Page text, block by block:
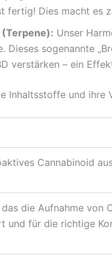
fertig! Dies macht es
Unser
Dieses sogenannte
verstärken – ein
Inhaltsstoffe und ihre
Cannabinoid
die Aufnahme von
und für die richtige